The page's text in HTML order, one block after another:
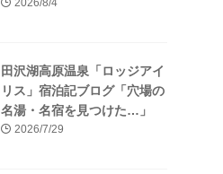
2026/8/4
田沢湖高原温泉「ロッジアイ
リス」宿泊記ブログ「穴場の
名湯・名宿を見つけた…」
2026/7/29